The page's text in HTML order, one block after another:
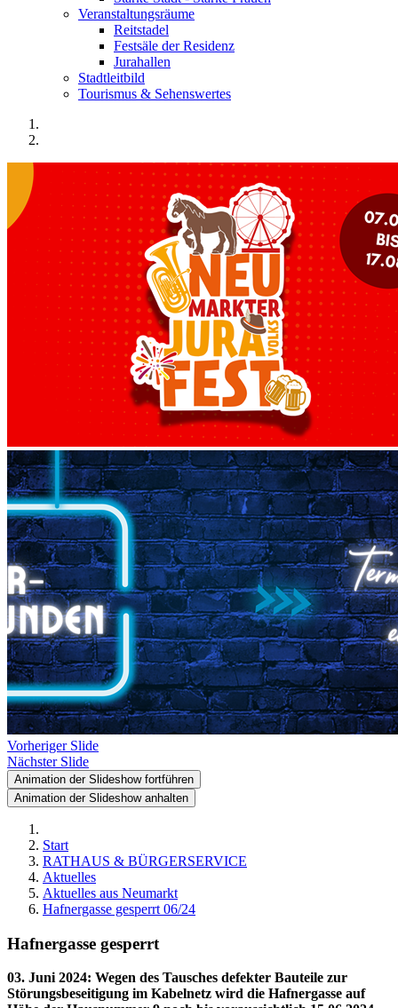
Veranstaltungsräume
Reitstadel
Festsäle der Residenz
Jurahallen
Stadtleitbild
Tourismus & Sehenswertes
Vorheriger Slide
Nächster Slide
Animation der Slideshow fortführen
Animation der Slideshow anhalten
Start
RATHAUS & BÜRGERSERVICE
Aktuelles
Aktuelles aus Neumarkt
Hafnergasse gesperrt 06/24
Hafnergasse gesperrt
03. Juni 2024: Wegen des Tausches defekter Bauteile zur
Störungsbeseitigung im Kabelnetz wird die Hafnergasse auf